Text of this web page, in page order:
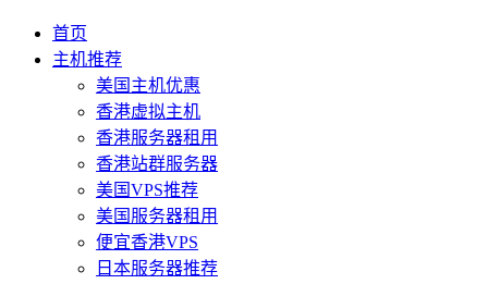
首页
主机推荐
美国主机优惠
香港虚拟主机
香港服务器租用
香港站群服务器
美国VPS推荐
美国服务器租用
便宜香港VPS
日本服务器推荐